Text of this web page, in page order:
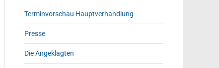
Terminvorschau Hauptverhandlung
Presse
Die Angeklagten